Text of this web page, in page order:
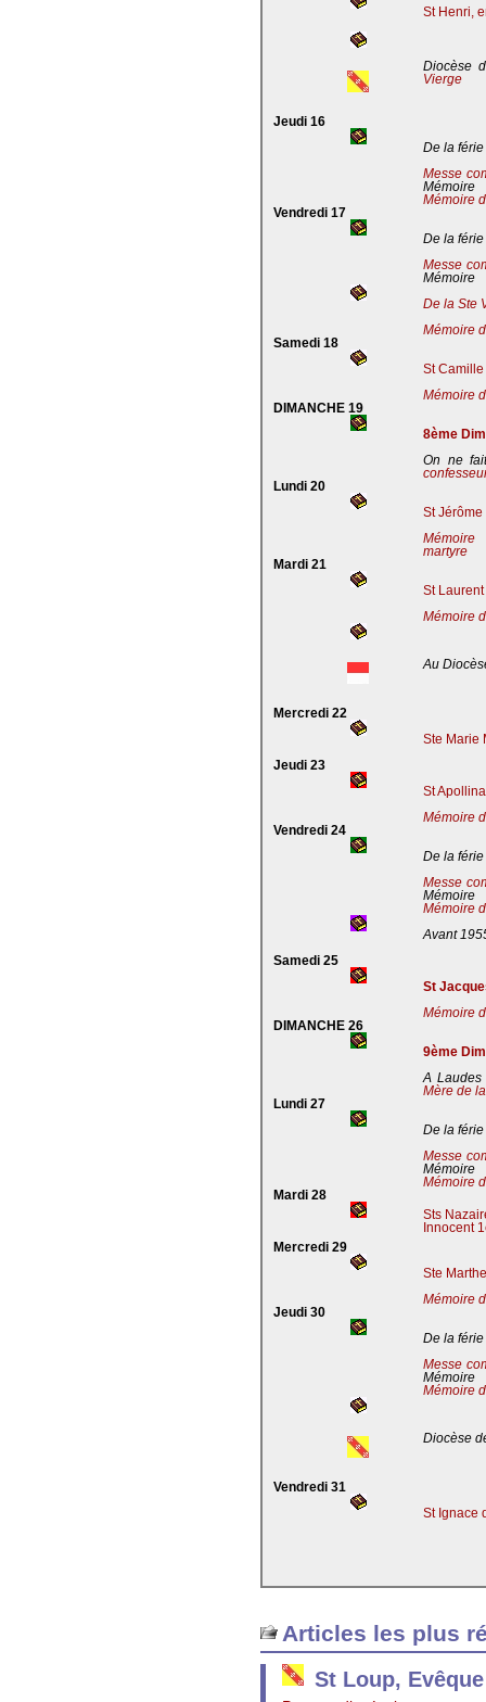
St Henri,
Diocèse
Vierge
Jeudi 16
De la férie
Messe
Mémoire
Mémoire
Vendredi 17
De la férie
Messe
Mémoire
De la Ste
Mémoire
Samedi 18
St
Mémoire
DIMANCHE 19
8ème
On ne
Lundi 20
St
Mémoire
martyre
Mardi 21
St
Mémoire
Au
Mercredi 22
Ste Marie
Jeudi 23
St
Mémoire
Vendredi 24
De la férie
Messe
Mémoire
Mémoire
Avant
Samedi 25
St
Mémoire
DIMANCHE 26
9ème
A
Mère de
Lundi 27
De la férie
Messe
Mémoire
Mémoire
Mardi 28
Sts
Innocent
Mercredi 29
Ste
Mémoire
Jeudi 30
De la férie
Messe
Mémoire
Mémoire
Diocèse
Vendredi 31
St Ignace
Articles les plus
St Loup,